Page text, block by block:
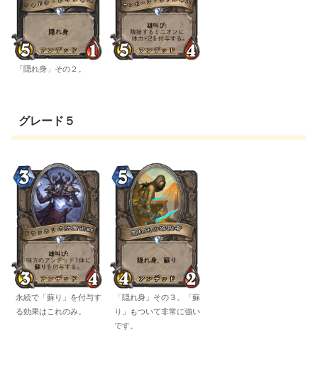
「隠れ身」その２。
グレード５
永続で「蘇り」を付与す
る効果はこれのみ。
「隠れ身」その３。「蘇
り」もついて非常に強い
です。